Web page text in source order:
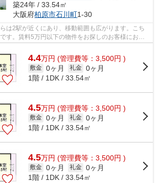
築24年 / 33.54㎡
大阪府柏原市石川町1-30
は2駅が近くにあり、移動範囲も広がります。こち
す。賃料5万円以下の物件をお探しのお客様におす
4.4万円 (管理費等：3,500円 )
敷金 0ヶ月 礼金 0ヶ月
1階 / 1DK / 33.54㎡
4.5万円 (管理費等：3,500円 )
敷金 0ヶ月 礼金 0ヶ月
1階 / 1DK / 33.54㎡
4.5万円 (管理費等：3,500円 )
敷金 0ヶ月 礼金 0ヶ月
1階 / 1DK / 33.54㎡